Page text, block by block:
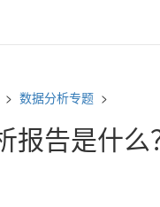
> 数据分析专题 >
报告是什么